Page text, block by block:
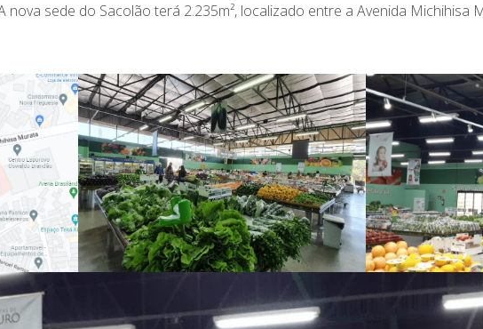
nova sede do Sacolão terá 2.235m², localizado entre a Avenida Michihisa